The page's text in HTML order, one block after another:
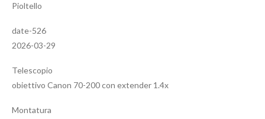
Pioltello
date-526
2026-03-29
Telescopio
obiettivo Canon 70-200 con extender 1.4x
Montatura